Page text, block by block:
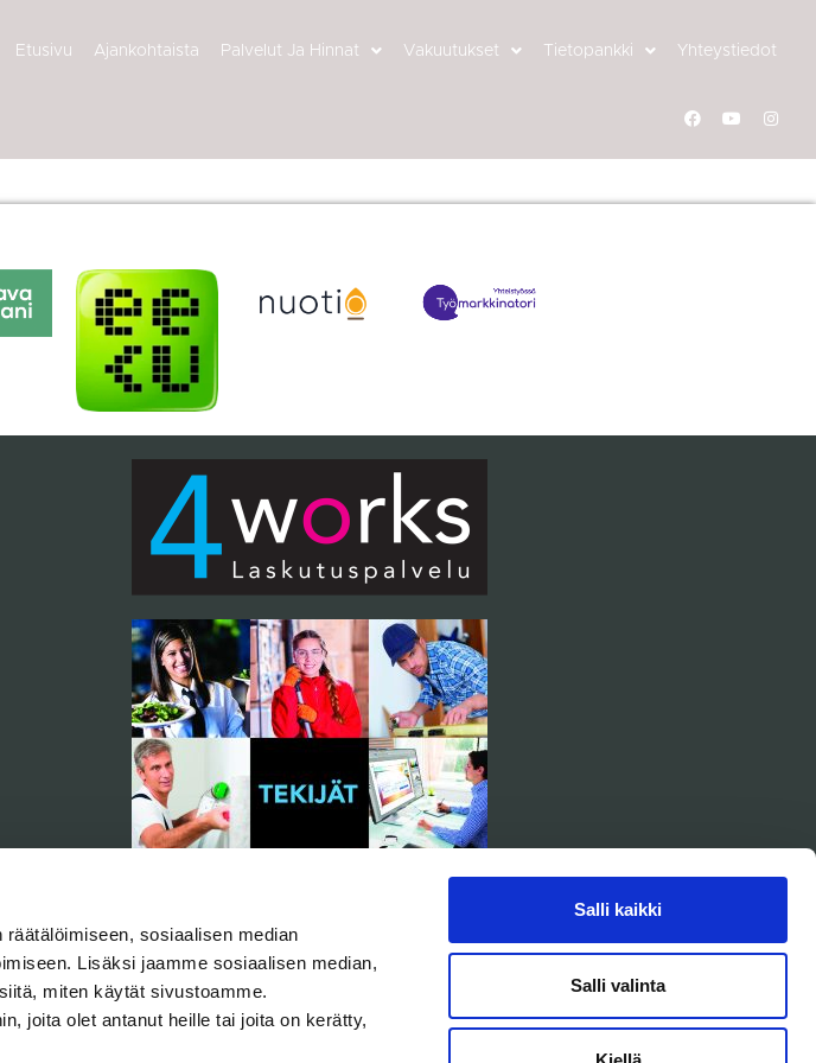
sosiaalisen median
Lisäksi jaamme sosiaalisen median,
miten käytät sivustoamme.
joita olet antanut heille tai joita on kerätty,
Salli kaikki
Salli valinta
Etusivu Ajankohtaista Palvelut Ja Hinnat Vakuutukset Tietopankki Yhteystiedot